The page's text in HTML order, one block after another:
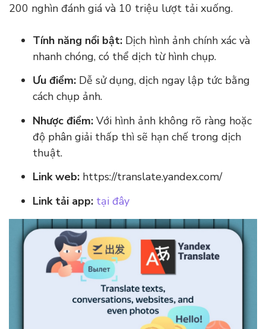
200 nghìn đánh giá và 10 triệu lượt tải xuống.
Tính năng nổi bật: Dịch hình ảnh chính xác và
nhanh chóng, có thể dịch từ hình chụp.
Ưu điểm: Dễ sử dụng, dịch ngay lập tức bằng
cách chụp ảnh.
Nhược điểm: Với hình ảnh không rõ ràng hoặc
độ phân giải thấp thì sẽ hạn chế trong dịch
thuật.
Link web: https://translate.yandex.com/
Link tải app: tại đây